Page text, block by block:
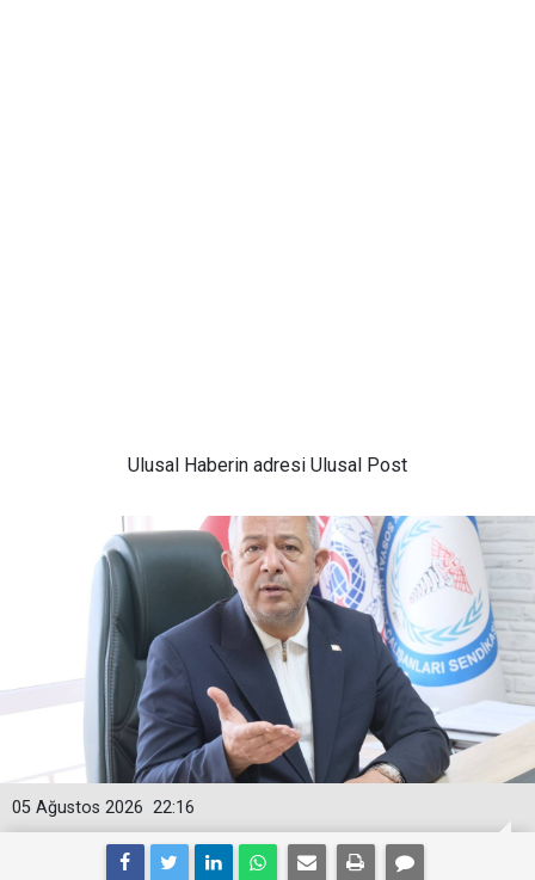
Ulusal Haberin adresi Ulusal Post
22:16
05 Ağustos 2026